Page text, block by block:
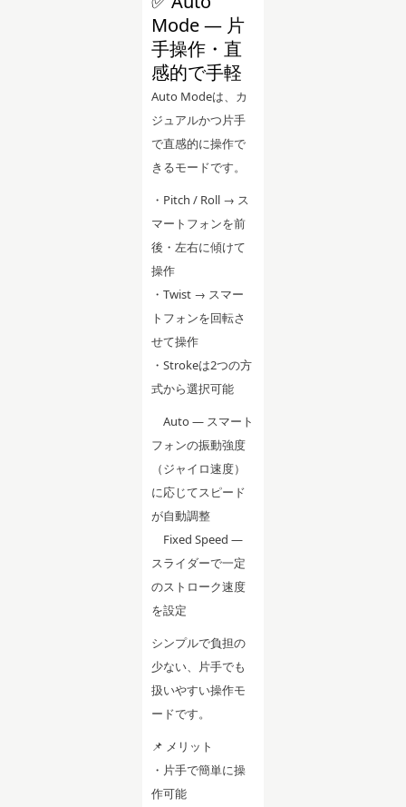
Mode — 片
手操作・直
感的で手軽
Auto Modeは、カ
ジュアルかつ片手
で直感的に操作で
きるモードです。
・Pitch / Roll → ス
マートフォンを前
後・左右に傾けて
操作
・Twist → スマー
トフォンを回転さ
せて操作
・Strokeは2つの方
式から選択可能
Auto — スマート
フォンの振動強度
（ジャイロ速度）
に応じてスピード
が自動調整
Fixed Speed —
スライダーで一定
のストローク速度
を設定
シンプルで負担の
少ない、片手でも
扱いやすい操作モ
ードです。
📌 メリット
・片手で簡単に操
作可能